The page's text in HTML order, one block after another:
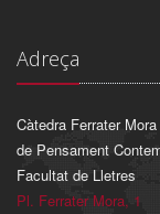
Adreça
Càtedra Ferrater Mora
de Pensament
Facultat de Lletres
Pl. Ferrater Mora, 1